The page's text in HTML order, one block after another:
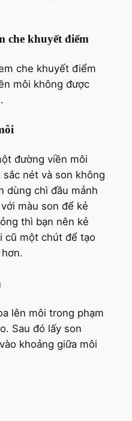
che khuyết điểm
che khuyết điểm
môi không được
đường viền môi
nét và son không
dùng chì đầu mảnh
màu son để kẻ
thì bạn nên kẻ
cũ một chút để tạo
lên môi trong phạm
Sau đó lấy son
khoảng giữa môi